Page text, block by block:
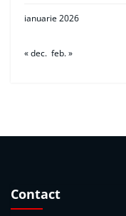
ianuarie 2026
« dec. feb. »
Contact